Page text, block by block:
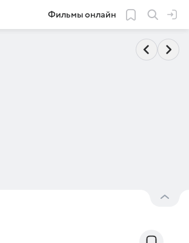
Фильмы онлайн